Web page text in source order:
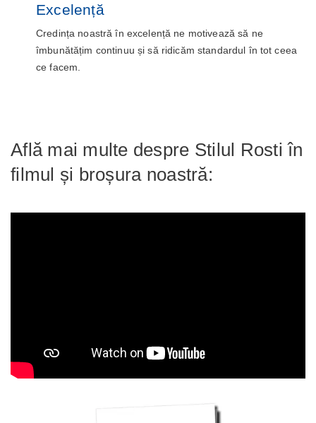
Excelență
Credința noastră în excelență ne motivează să ne
îmbunătățim continuu și să ridicăm standardul în tot ceea
ce facem.
Află mai multe despre Stilul Rosti în
filmul și broșura noastră: